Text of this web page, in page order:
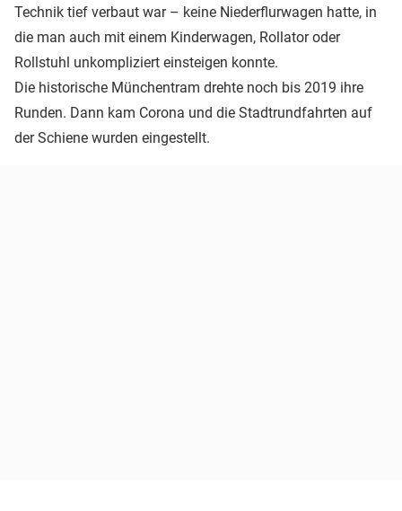
Technik tief verbaut war – keine Niederflurwagen hatte, in
die man auch mit einem Kinderwagen, Rollator oder
Rollstuhl unkompliziert einsteigen konnte.
Die historische Münchentram drehte noch bis 2019 ihre
Runden. Dann kam Corona und die Stadtrundfahrten auf
der Schiene wurden eingestellt.